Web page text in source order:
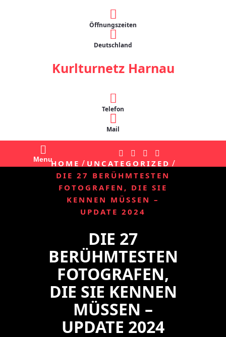
Öffnungszeiten
Deutschland
Kurlturnetz Harnau
Telefon
Mail
MenuHOME / UNCATEGORIZED /
DIE 27 BERÜHMTESTEN
FOTOGRAFEN, DIE SIE
KENNEN MÜSSEN –
UPDATE 2024
DIE 27
BERÜHMTESTEN
FOTOGRAFEN,
DIE SIE KENNEN
MÜSSEN –
UPDATE 2024